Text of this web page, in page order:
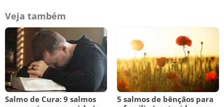
Veja também
Salmo de Cura: 9 salmos
5 salmos de bênçãos para